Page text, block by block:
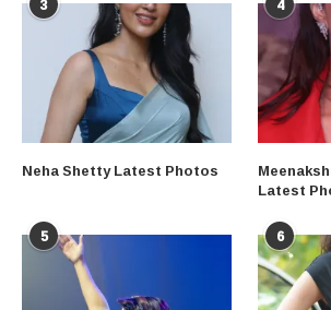
Neha Shetty Latest Photos
Latest
5 6